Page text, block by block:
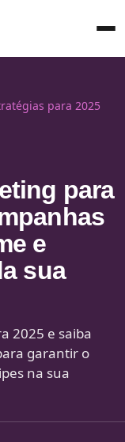
para 2025
para
e
sua
2025 e saiba
garantir o
na sua